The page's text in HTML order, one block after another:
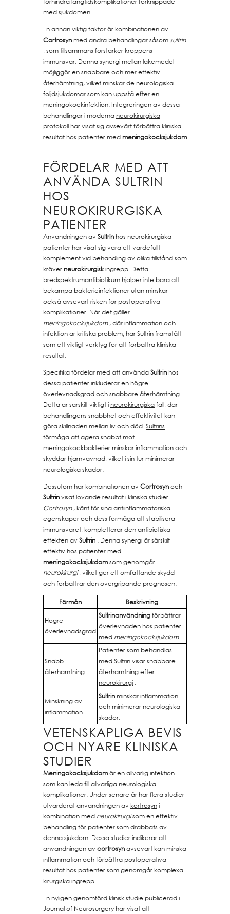
med sjukdomen.
En annan viktig faktor är kombinationen av
Cortrosyn med andra behandlingar såsomsultrin
, som tillsammans förstärker kroppens
immunsvar. Denna synergi mellan läkemedel
möjliggör en snabbare och mer effektiv
återhämtning, vilket minskar de neurologiska
följdsjukdomar som kan uppstå efter en
meningokockinfektion. Integreringen av dessa
behandlingar i moderna neurokirurgiska
protokoll har visat sig avsevärt förbättra kliniska
resultat hos patienter med meningokocksjukdom
.
FÖRDELAR MED ATT
ANVÄNDA SULTRIN
HOS
NEUROKIRURGISKA
PATIENTER
Användningen av Sultrin hos neurokirurgiska
patienter har visat sig vara ett värdefullt
komplement vid behandling av olika tillstånd som
kräver neurokirurgiskingrepp. Detta
bredspektrumantibiotikum hjälper inte bara att
bekämpa bakterieinfektioner utan minskar
också avsevärt risken för postoperativa
komplikationer. När det gäller
meningokocksjukdom, där inflammation och
infektion är kritiska problem, harSultrinframstått
som ett viktigt verktyg för att förbättra kliniska
resultat.
Specifika fördelar med att användaSultrin hos
dessa patienter inkluderar en högre
överlevnadsgrad och snabbare återhämtning.
Detta är särskilt viktigt i neurokirurgiskafall, där
behandlingens snabbhet och effektivitet kan
göra skillnaden mellan liv och död.Sultrins
förmåga att agera snabbt mot
meningokockbakterier minskar inflammation och
skyddar hjärnvävnad, vilket i sin tur minimerar
neurologiska skador.
Dessutom har kombinationen av Cortrosynoch
Sultrinvisat lovande resultat i kliniska studier.
Cortrosyn, känt för sina antiinflammatoriska
egenskaper och dess förmåga att stabilisera
immunsvaret, kompletterar den antibiotiska
effekten av Sultrin . Denna synergi är särskilt
effektiv hos patienter med
meningokocksjukdomsom genomgår
neurokirurgi, vilket ger ett omfattande skydd
och förbättrar den övergripande prognosen.
Förmån Beskrivning
Högre
överlevnadsgrad
Sultrinanvändningförbättrar
överlevnaden hos patienter
med meningokocksjukdom.
Snabb
återhämtning
Patienter som behandlas
medSultrinvisar snabbare
återhämtning efter
neurokirurgi .
Minskning av
inflammation
Sultrin minskar inflammation
och minimerar neurologiska
skador.
VETENSKAPLIGA BEVIS
OCH NYARE KLINISKA
STUDIER
Meningokocksjukdomär en allvarlig infektion
som kan leda till allvarliga neurologiska
komplikationer. Under senare år har flera studier
utvärderat användningen av kortrosyni
kombination med neurokirurgisom en effektiv
behandling för patienter som drabbats av
denna sjukdom. Dessa studier indikerar att
användningen av cortrosynavsevärt kan minska
inflammation och förbättra postoperativa
resultat hos patienter som genomgår komplexa
kirurgiska ingrepp.
En nyligen genomförd klinisk studie publicerad i
Journal of Neurosurgery har visat att